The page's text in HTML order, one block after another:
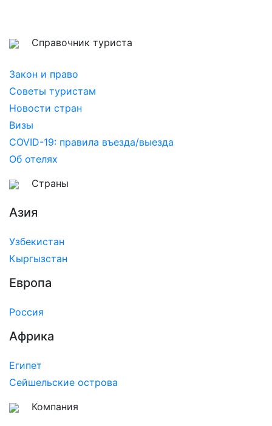
Справочник туриста
Закон и право
Советы туристам
Новости стран
Визы
COVID-19: правила въезда/выезда
Об отелях
Страны
Азия
Узбекистан
Кыргызстан
Европа
Россия
Африка
Египет
Сейшельские острова
Компания